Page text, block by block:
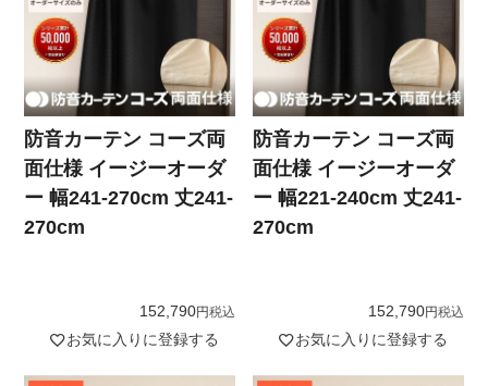
防音カーテン コーズ両
面仕様 イージーオーダ
ー 幅241-270cm 丈241-
270cm
152,790 税込
お気に入りに登録する
防音カーテン コーズ両
面仕様 イージーオーダ
ー 幅221-240cm 丈241-
270cm
152,790 税込
お気に入りに登録する